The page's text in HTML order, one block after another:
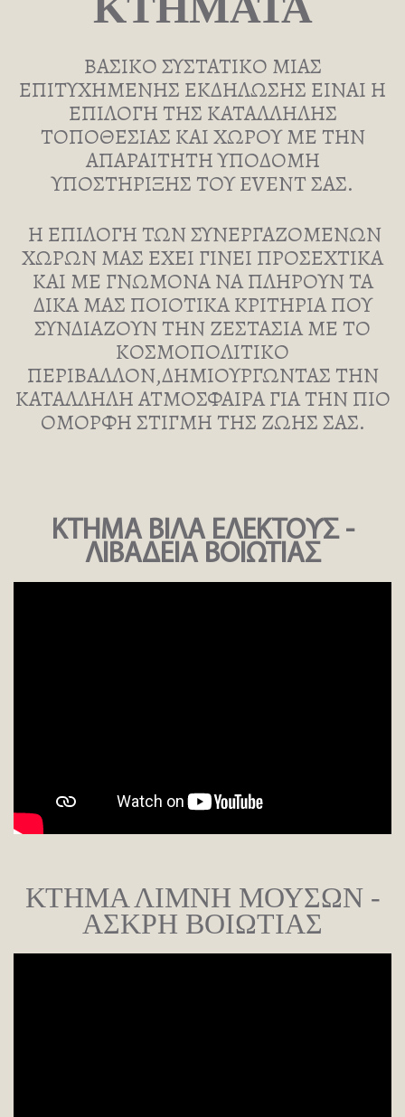
ΒΑΣΙΚΟ ΣΥΣΤΑΤΙΚΟ ΜΙΑΣ
ΕΠΙΤΥΧΗΜΕΝΗΣ ΕΚΔΗΛΩΣΗΣ ΕΙΝΑΙ Η
ΕΠΙΛΟΓΗ ΤΗΣ ΚΑΤΑΛΛΗΛΗΣ
ΤΟΠΟΘΕΣΙΑΣ ΚΑΙ ΧΩΡΟΥ ΜΕ ΤΗΝ
ΑΠΑΡΑΙΤΗΤΗ ΥΠΟΔΟΜΗ
ΥΠΟΣΤΗΡΙΞΗΣ ΤΟΥ EVENT ΣΑΣ.
Η ΕΠΙΛΟΓΗ ΤΩΝ ΣΥΝΕΡΓΑΖΟΜΕΝΩΝ
ΧΩΡΩΝ ΜΑΣ ΕΧΕΙ ΓΙΝΕΙ ΠΡΟΣΕΧΤΙΚΑ
ΚΑΙ ΜΕ ΓΝΩΜΟΝΑ ΝΑ ΠΛΗΡΟΥΝ ΤΑ
ΔΙΚΑ ΜΑΣ ΠΟΙΟΤΙΚΑ ΚΡΙΤΗΡΙΑ ΠΟΥ
ΣΥΝΔΙΑΖΟΥΝ ΤΗΝ ΖΕΣΤΑΣΙΑ ΜΕ ΤΟ
ΚΟΣΜΟΠΟΛΙΤΙΚΟ
ΠΕΡΙΒΑΛΛΟΝ,ΔΗΜΙΟΥΡΓΩΝΤΑΣ ΤΗΝ
ΚΑΤΑΛΛΗΛΗ ΑΤΜΟΣΦΑΙΡΑ ΓΙΑ ΤΗΝ ΠΙΟ
ΟΜΟΡΦΗ ΣΤΙΓΜΗ ΤΗΣ ΖΩΗΣ ΣΑΣ.
ΚΤΗΜΑ ΒΙΛΑ ΕΛΕΚΤΟΥΣ -
ΛΙΒΑΔΕΙΑ ΒΟΙΩΤΙΑΣ
ΚΤΗΜΑ ΛΙΜΝΗ ΜΟΥΣΩΝ -
ΑΣΚΡΗ ΒΟΙΩΤΙΑΣ